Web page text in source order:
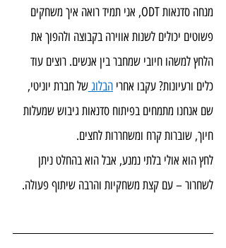
מנחה סדנאות ODT, אני תמיד רואה איך משחקים
פשוטים יכולים לשנות אווירה בקבוצה ולהפוך את
הלחץ למשהו חיובי שמחבר בין אנשים. רוצים עוד
כלים ורעיונות? עקבו אחרי הבלוג של חברת יוניטי,
שם אנחנו מתמחים בפיתוח סדנאות גיבוש שמעלות
חיוך, שוברות קרח ומשחררות לחצים.
לחץ הוא אולי בלתי נמנע, אבל הוא בהחלט ניתן
לשחרור – עם קצת משחקיות והרבה שיתוף פעולה.